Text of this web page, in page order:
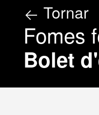
Tornar
Fomes
Bolet